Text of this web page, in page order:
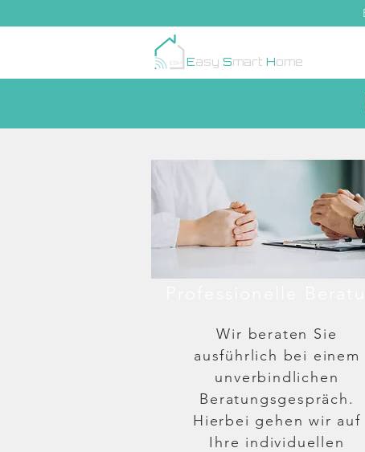
Easy Smart Home
Wir beraten Sie
ausführlich bei einem
unverbindlichen
Beratungsgespräch.
Hierbei gehen wir auf
Ihre individuellen